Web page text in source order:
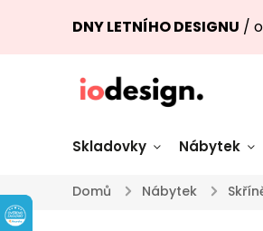
DNY LETNÍHO DESIGNU /
Skladovky
Židle skladem
Nábytek
Domů / Nábytek /